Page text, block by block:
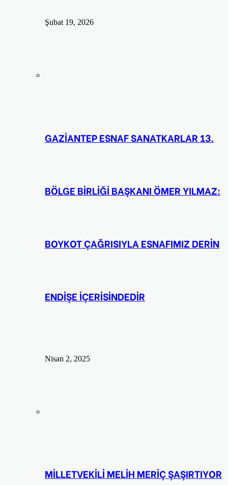
Şubat 19, 2026
GAZİANTEP ESNAF SANATKARLAR 13.
BÖLGE BİRLİĞİ BAŞKANI ÖMER YILMAZ:
BOYKOT ÇAĞRISIYLA ESNAFIMIZ DERİN
ENDİŞE İÇERİSİNDEDİR
Nisan 2, 2025
MİLLETVEKİLİ MELİH MERİÇ ŞAŞIRTIYOR